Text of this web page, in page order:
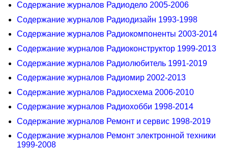
Содержание журналов Радиодело 2005-2006
Содержание журналов Радиодизайн 1993-1998
Содержание журналов Радиокомпоненты 2003-2014
Содержание журналов Радиоконструктор 1999-2013
Содержание журналов Радиолюбитель 1991-2019
Содержание журналов Радиомир 2002-2013
Содержание журналов Радиосхема 2006-2010
Содержание журналов Радиохобби 1998-2014
Содержание журналов Ремонт и сервис 1998-2019
Содержание журналов Ремонт электронной техники
1999-2008